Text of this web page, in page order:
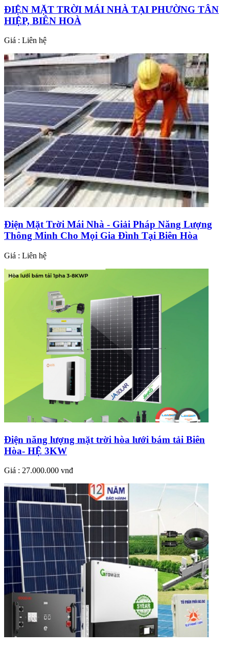
ĐIỆN MẶT TRỜI MÁI NHÀ TẠI PHƯỜNG TÂN
HIỆP, BIÊN HOÀ
Giá : Liên hệ
Điện Mặt Trời Mái Nhà - Giải Pháp Năng Lượng
Thông Minh Cho Mọi Gia Đình Tại Biên Hòa
Giá : Liên hệ
Điện năng lượng mặt trời hòa lưới bám tải Biên
Hòa- HỆ 3KW
Giá : 27.000.000 vnđ